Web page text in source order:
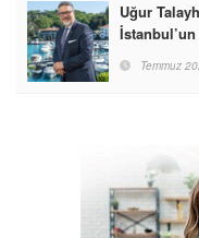
Uğur
Temmuz